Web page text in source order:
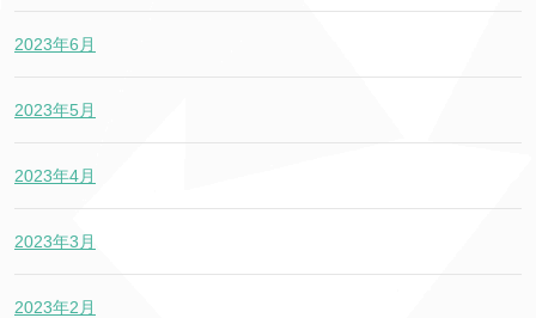
2023年6月
2023年5月
2023年4月
2023年3月
2023年2月